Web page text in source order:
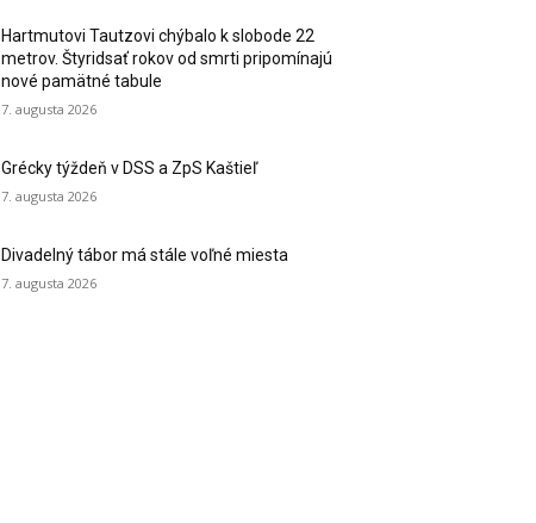
Hartmutovi Tautzovi chýbalo k slobode 22
metrov. Štyridsať rokov od smrti pripomínajú
nové pamätné tabule
7. augusta 2026
Grécky týždeň v DSS a ZpS Kaštieľ
7. augusta 2026
Divadelný tábor má stále voľné miesta
7. augusta 2026